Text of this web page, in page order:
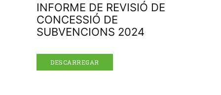
INFORME DE REVISIÓ DE
CONCESSIÓ DE
SUBVENCIONS 2024
DESCARREGAR